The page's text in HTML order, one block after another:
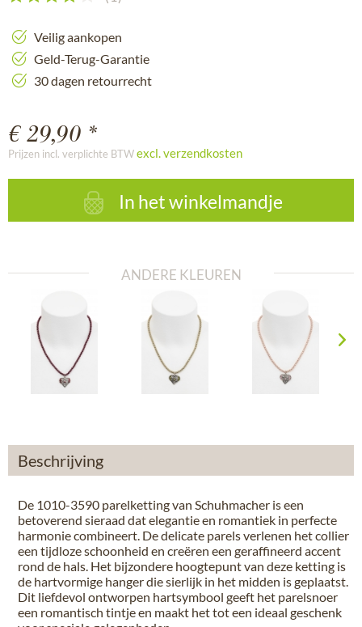
Veilig aankopen
Geld-Terug-Garantie
30 dagen retourrecht
€ 29,90 *
Prijzen incl. verplichte BTWexcl. verzendkosten
In het winkelmandje
ANDERE KLEUREN
Beschrijving
De 1010-3590 parelketting van Schuhmacher is een
betoverend sieraad dat elegantie en romantiek in perfecte
harmonie combineert. De delicate parels verlenen het collier
een tijdloze schoonheid en creëren een geraffineerd accent
rond de hals. Het bijzondere hoogtepunt van deze ketting is
de hartvormige hanger die sierlijk in het midden is geplaatst.
Dit liefdevol ontworpen hartsymbool geeft het parelsnoer
een romantisch tintje en maakt het tot een ideaal geschenk